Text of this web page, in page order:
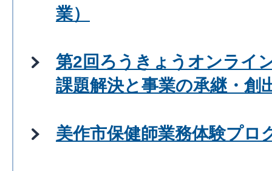
業）
第2回ろうきょうオンライ
課題解決と事業の承継・創
美作市保健師業務体験プロ